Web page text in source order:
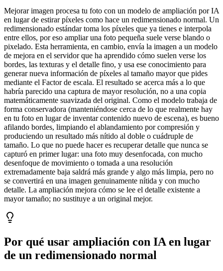
Mejorar imagen procesa tu foto con un modelo de ampliación por IA
en lugar de estirar píxeles como hace un redimensionado normal. Un
redimensionado estándar toma los píxeles que ya tienes e interpola
entre ellos, por eso ampliar una foto pequeña suele verse blando o
pixelado. Esta herramienta, en cambio, envía la imagen a un modelo
de mejora en el servidor que ha aprendido cómo suelen verse los
bordes, las texturas y el detalle fino, y usa ese conocimiento para
generar nueva información de píxeles al tamaño mayor que pides
mediante el Factor de escala. El resultado se acerca más a lo que
habría parecido una captura de mayor resolución, no a una copia
matemáticamente suavizada del original. Como el modelo trabaja de
forma conservadora (manteniéndose cerca de lo que realmente hay
en tu foto en lugar de inventar contenido nuevo de escena), es bueno
afilando bordes, limpiando el ablandamiento por compresión y
produciendo un resultado más nítido al doble o cuádruple de
tamaño. Lo que no puede hacer es recuperar detalle que nunca se
capturó en primer lugar: una foto muy desenfocada, con mucho
desenfoque de movimiento o tomada a una resolución
extremadamente baja saldrá más grande y algo más limpia, pero no
se convertirá en una imagen genuinamente nítida y con mucho
detalle. La ampliación mejora cómo se lee el detalle existente a
mayor tamaño; no sustituye a un original mejor.
Por qué usar ampliación con IA en lugar
de un redimensionado normal